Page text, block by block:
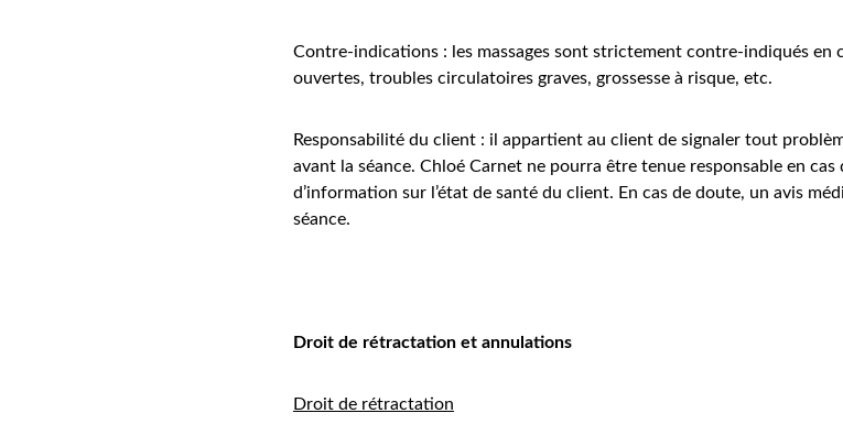
Contre-indications : les massages sont strictement contre-indiqués en
ouvertes, troubles circulatoires graves, grossesse à risque, etc.
Responsabilité du client : il appartient au client de signaler tout
avant la séance. Chloé Carnet ne pourra être tenue responsable en
d’information sur l’état de santé du client. En cas de doute, un avis
séance.
Droit de rétractation et annulations
Droit de rétractation